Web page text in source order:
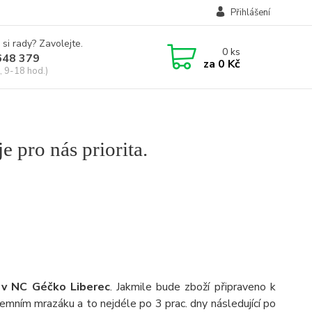
Přihlášení
rady? Zavolejte.
379
9-18 hod.)
0ks
za 0 Kč
pro nás priorita.
NC Géčko Liberec. Jakmile bude zboží připraveno k
mrazáku a to nejdéle po 3 prac. dny následující po